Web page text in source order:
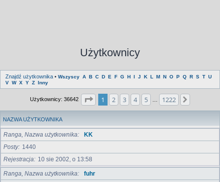
Użytkownicy
Znajdź użytkownika • Wszyscy A B C D E F G H I J K L M N O P Q R S T U
V W X Y Z Inny
Użytkownicy: 36642 Strona1 z1222
1 2 3 4 5 1222
NAZWA UŻYTKOWNIKA
Ranga, Nazwa użytkownika
KK
Posty
1440
Rejestracja
10 sie 2002, o 13:58
Ranga, Nazwa użytkownika
fuhr